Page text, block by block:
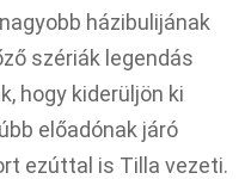
házibulijának
szériák legendás
hogy kiderüljön ki
előadónak járó
ezúttal is Tilla vezeti.